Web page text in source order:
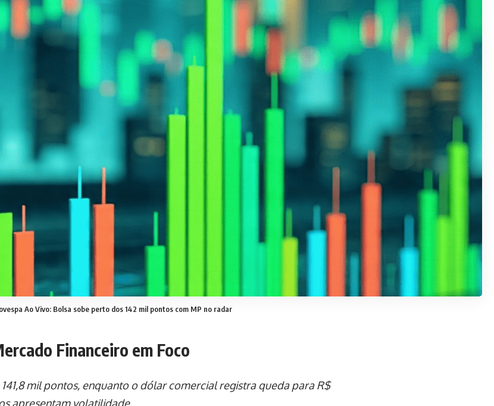
Ao Vivo: Bolsa sobe perto dos 142 mil pontos com MP no radar
Financeiro em Foco
mil pontos, enquanto o dólar comercial registra queda para R$
apresentam volatilidade.